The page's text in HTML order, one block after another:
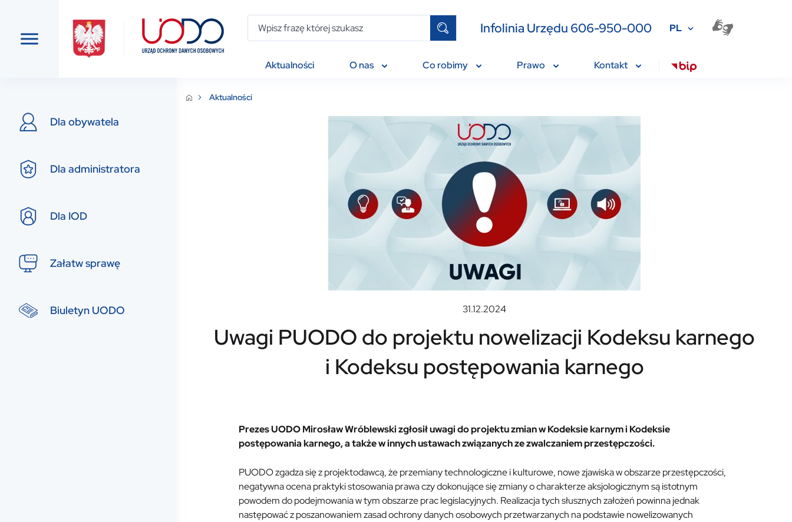
Infolinia Urzędu 606-950-000 PL
Aktualności O nas Co robimy Prawo Kontakt
Dla obywatela
Dla administratora
Dla IOD
Załatw sprawę
Biuletyn UODO
Aktualności
31.12.2024
Uwagi PUODO do projektu nowelizacji Kodeksu karnego
i Kodeksu postępowania karnego
Prezes UODO Mirosław Wróblewski zgłosił uwagi do projektu zmian w Kodeksie karnym i Kodeksie
postępowania karnego, a także w innych ustawach związanych ze zwalczaniem przestępczości.
PUODO zgadza się z projektodawcą, że przemiany technologiczne i kulturowe, nowe zjawiska w obszarze przestępczości,
negatywna ocena praktyki stosowania prawa czy dokonujące się zmiany o charakterze aksjologicznym są istotnym
powodem do podejmowania w tym obszarze prac legislacyjnych. Realizacja tych słusznych założeń powinna jednak
następować z poszanowaniem zasad ochrony danych osobowych przetwarzanych na podstawie nowelizowanych